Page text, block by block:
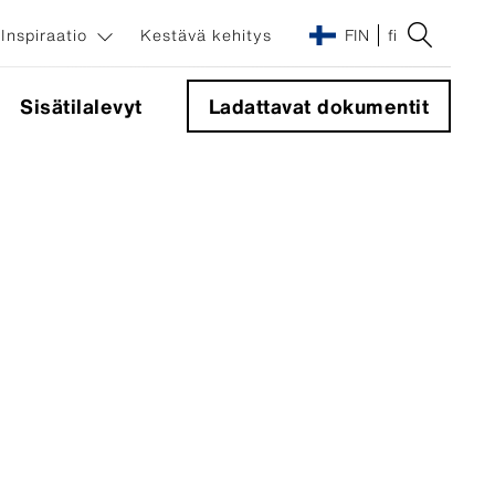
Inspiraatio Kestävä kehitys FIN fi
Sisätilalevyt Ladattavat dokumentit